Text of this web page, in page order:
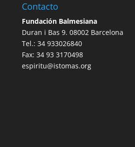
Contacto
Fundación Balmesiana
Duran i Bas 9. 08002 Barcelona
Tel.: 34 933026840
Fax: 34 93 3170498
espiritu@istomas.org